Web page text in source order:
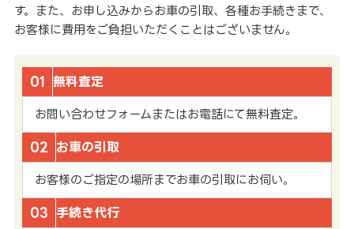
す。また、お申し込みからお車の引取、各種お手続きまで、
お客様に費用をご負担いただくことはございません。
01 無料査定
お問い合わせフォームまたはお電話にて無料査定。
02 お車の引取
お客様のご指定の場所までお車の引取にお伺い。
03 手続き代行